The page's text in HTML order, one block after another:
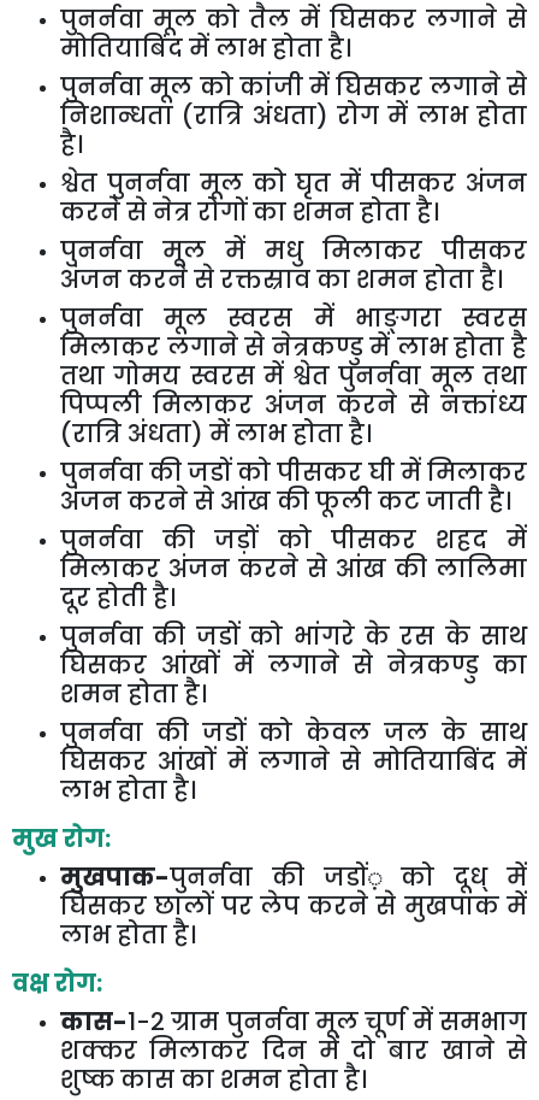
पुनर्नवा मूल को तैल में घिसकर लगाने से
मोतियाबिंद में लाभ होता है।
पुनर्नवा मूल को कांजी में घिसकर लगाने से
निशान्धता (रात्रि अंधता) रोग में लाभ होता
है।
श्वेत पुनर्नवा मूल को घृत में पीसकर अंजन
करने से नेत्र रोगों का शमन होता है।
पुनर्नवा मूल में मधु मिलाकर पीसकर
अंजन करने से रक्तस्राव का शमन होता है।
पुनर्नवा मूल स्वरस में भाङ्गरा स्वरस
मिलाकर लगाने से नेत्रकण्डु में लाभ होता है
तथा गोमय स्वरस में श्वेत पुनर्नवा मूल तथा
पिप्पली मिलाकर अंजन करने से नक्तांध्य
(रात्रि अंधता) में लाभ होता है।
पुनर्नवा की जडों को पीसकर घी में मिलाकर
अंजन करने से आंख की फूली कट जाती है।
पुनर्नवा की जड़ों को पीसकर शहद में
मिलाकर अंजन करने से आंख की लालिमा
दूर होती है।
पुनर्नवा की जडों को भांगरे के रस के साथ
घिसकर आंखों में लगाने से नेत्रकण्डु का
शमन होता है।
पुनर्नवा की जडों को केवल जल के साथ
घिसकर आंखों में लगाने से मोतियाबिंद में
लाभ होता है।
मुख रोग:
मुखपाक-पुनर्नवा की जडों़ को दूध् में
घिसकर छालों पर लेप करने से मुखपाक में
लाभ होता है।
वक्ष रोग:
कास-1-2 ग्राम पुनर्नवा मूल चूर्ण में समभाग
शक्कर मिलाकर दिन में दो बार खाने से
शुष्क कास का शमन होता है।